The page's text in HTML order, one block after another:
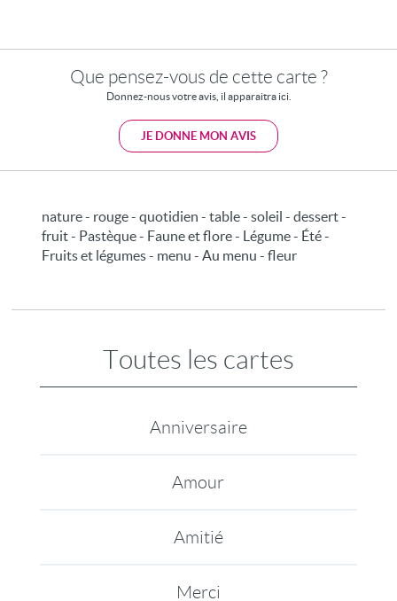
Que pensez-vous de cette carte ?
Donnez-nous votre avis, il apparaitra ici.
JE DONNE MON AVIS
nature - rouge - quotidien - table - soleil - dessert -
fruit - Pastèque - Faune et flore - Légume - Été -
Fruits et légumes - menu - Au menu - fleur
Toutes les cartes
Anniversaire
Amour
Amitié
Merci